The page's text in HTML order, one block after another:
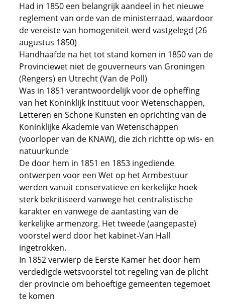
Had in 1850 een belangrijk aandeel in het nieuwe
reglement van orde van de ministerraad, waardoor
de vereiste van homogeniteit werd vastgelegd (26
augustus 1850)
Handhaafde na het tot stand komen in 1850 van de
Provinciewet niet de gouverneurs van Groningen
(Rengers) en Utrecht (Van de Poll)
Was in 1851 verantwoordelijk voor de opheffing
van het Koninklijk Instituut voor Wetenschappen,
Letteren en Schone Kunsten en oprichting van de
Koninklijke Akademie van Wetenschappen
(voorloper van de KNAW), die zich richtte op wis- en
natuurkunde
De door hem in 1851 en 1853 ingediende
ontwerpen voor een Wet op het Armbestuur
werden vanuit conservatieve en kerkelijke hoek
sterk bekritiseerd vanwege het centralistische
karakter en vanwege de aantasting van de
kerkelijke armenzorg. Het tweede (aangepaste)
voorstel werd door het kabinet-Van Hall
ingetrokken.
In 1852 verwierp de Eerste Kamer het door hem
verdedigde wetsvoorstel tot regeling van de plicht
der provincie om behoeftige gemeenten tegemoet
te komen